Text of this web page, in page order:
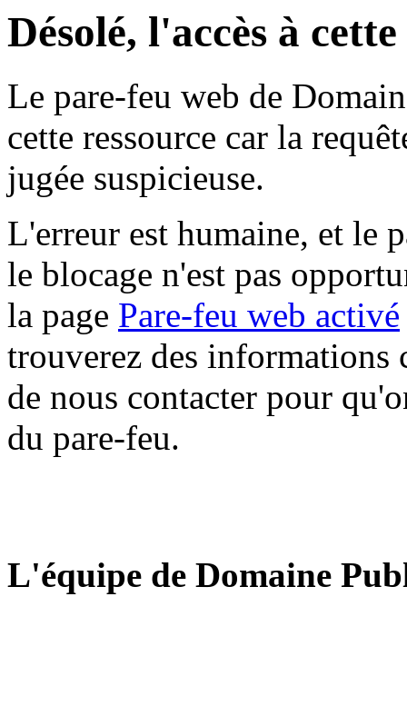
Désolé, l'accès à
Le pare-feu web de
cette ressource car la
jugée suspicieuse.
L'erreur est humaine, et le
le blocage n'est pas
la page Pare-feu web activé
trouverez des informations
de nous contacter pour
du pare-feu.
L'équipe de Domaine